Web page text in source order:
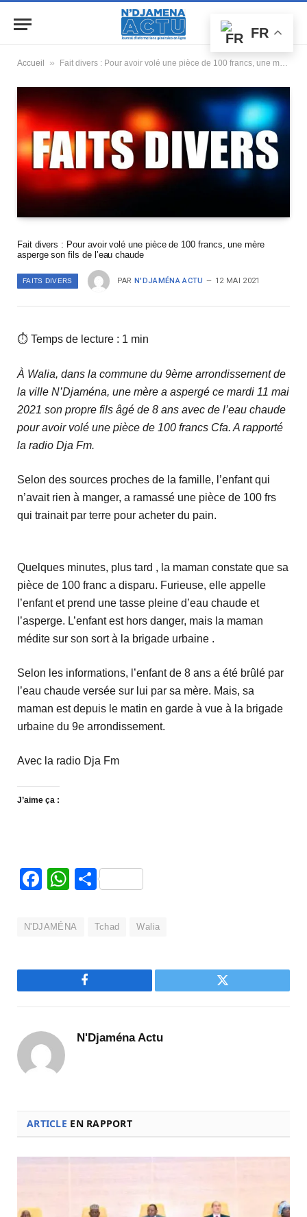
Accueil » Fait divers : Pour avoir volé une pièce de 100 francs, une mère asperge son fils de l’eau chaude
Fait divers : Pour avoir volé une pièce de 100 francs, une mère
asperge son fils de l’eau chaude
FAITS DIVERS PAR N'DJAMÉNA ACTU 12 MAI 2021
⏱ Temps de lecture : 1 min
À Walia, dans la commune du 9ème arrondissement de
la ville N’Djaména, une mère a aspergé ce mardi 11 mai
2021 son propre fils âgé de 8 ans avec de l’eau chaude
pour avoir volé une pièce de 100 francs Cfa. A rapporté
la radio Dja Fm.
Selon des sources proches de la famille, l’enfant qui
n’avait rien à manger, a ramassé une pièce de 100 frs
qui trainait par terre pour acheter du pain.
Quelques minutes, plus tard , la maman constate que sa
pièce de 100 franc a disparu. Furieuse, elle appelle
l’enfant et prend une tasse pleine d’eau chaude et
l’asperge. L’enfant est hors danger, mais la maman
médite sur son sort à la brigade urbaine .
Selon les informations, l’enfant de 8 ans a été brûlé par
l’eau chaude versée sur lui par sa mère. Mais, sa
maman est depuis le matin en garde à vue à la brigade
urbaine du 9e arrondissement.
Avec la radio Dja Fm
J’aime ça :
Facebook
WhatsApp
Partager
N'DJAMÉNA Tchad Walia
Facebook Twitter
N'Djaména Actu
ARTICLE EN RAPPORT
FR